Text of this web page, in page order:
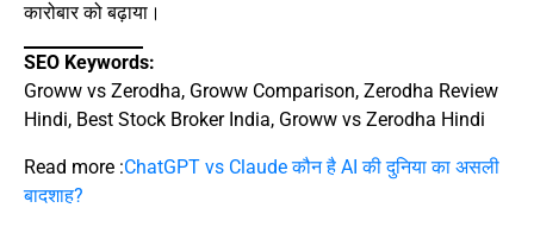
कारोबार को बढ़ाया।
SEO Keywords:
Groww vs Zerodha, Groww Comparison, Zerodha Review
Hindi, Best Stock Broker India, Groww vs Zerodha Hindi
Read more :ChatGPT vs Claude कौन है AI की दुनिया का असली
बादशाह?